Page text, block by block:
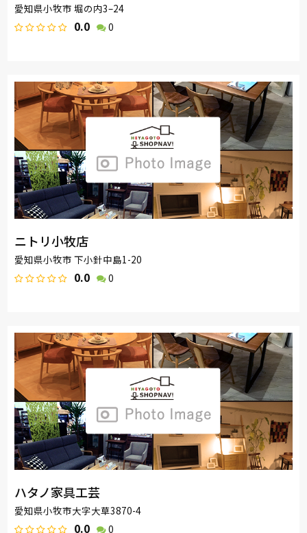
愛知県小牧市 堀の内3–24
0.0 0
ニトリ小牧店
愛知県小牧市 下小針中島1-20
0.0 0
ハタノ家具工芸
愛知県小牧市大字大草3870-4
0.0 0